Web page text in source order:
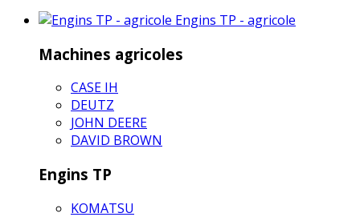
Engins TP - agricole
Machines agricoles
CASE IH
DEUTZ
JOHN DEERE
DAVID BROWN
Engins TP
KOMATSU